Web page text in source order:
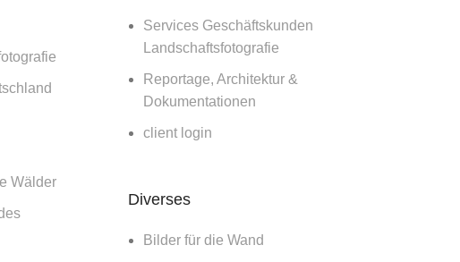
Wälder
Services Geschäftskunden
Landschaftsfotografie
Reportage, Architektur &
Dokumentationen
client login
Diverses
Bilder für die Wand